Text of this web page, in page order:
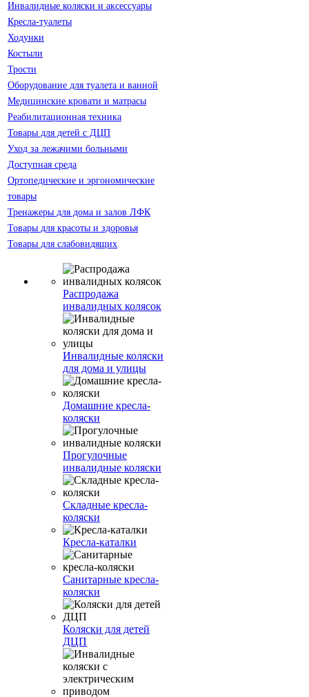
Инвалидные коляски и аксессуары
Кресла-туалеты
Ходунки
Костыли
Трости
Оборудование для туалета и ванной
Медицинские кровати и матрасы
Реабилитационная техника
Товары для детей с ДЦП
Уход за лежачими больными
Доступная среда
Ортопедические и эргономические
товары
Тренажеры для дома и залов ЛФК
Товары для красоты и здоровья
Товары для слабовидящих
Распродажа
инвалидных колясок
Инвалидные коляски
для дома и улицы
Домашние кресла-
коляски
Прогулочные
инвалидные коляски
Складные кресла-
коляски
Кресла-каталки
Санитарные кресла-
коляски
Коляски для детей
ДЦП